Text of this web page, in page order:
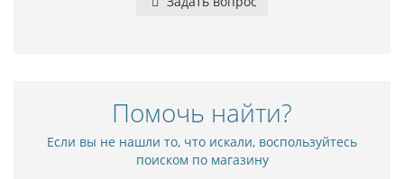
Помочь найти?
Если вы не нашли то, что искали, воспользуйтесь
поиском по магазину